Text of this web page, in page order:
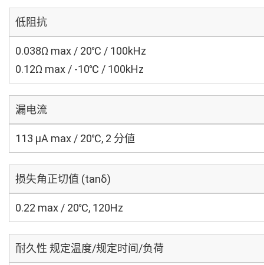
低阻抗
0.038Ω max / 20℃ / 100kHz
0.12Ω max / -10℃ / 100kHz
漏电流
113 μA max / 20℃, 2 分値
损失角正切值 (tanδ)
0.22 max / 20℃, 120Hz
耐久性 规定温度/规定时间/负荷